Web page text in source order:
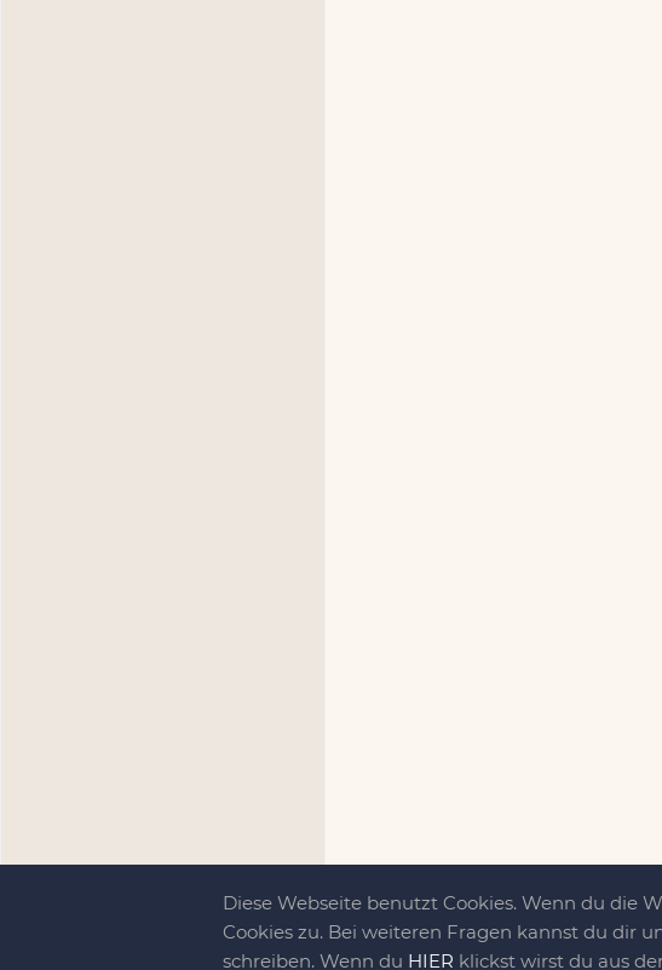
Diese Webseite benutzt Cookies. Wenn du die
Cookies zu. Bei weiteren Fragen kannst du dir
schreiben. Wenn du HIER klickst wirst du aus